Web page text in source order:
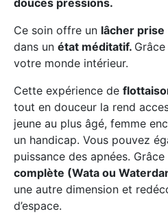
douces pressions.
Ce soin offre un lâcher prise
dans un état méditatif. Grâce
votre monde intérieur.
Cette expérience de
tout en douceur la rend
jeune au plus âgé, femme
un handicap. Vous pouvez
puissance des apnées. Grâce
complète (Wata ou
une autre dimension et
d’espace.